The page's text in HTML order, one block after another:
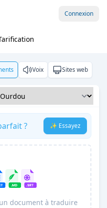
Connexion
Voix Sites web
? ✨ Essayez
document à traduire